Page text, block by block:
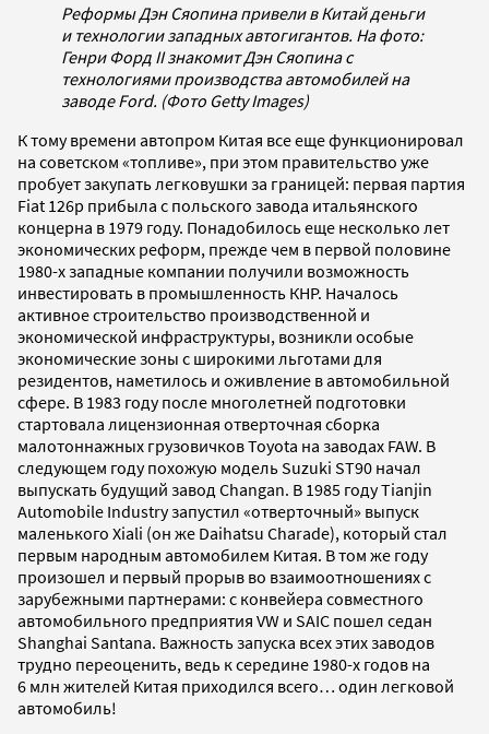
Реформы Дэн Сяопина привели в Китай деньги
и технологии западных автогигантов. На фото:
Генри Форд II знакомит Дэн Сяопина с
технологиями производства автомобилей на
заводе Ford. (Фото Getty Images)
К тому времени автопром Китая все еще функционировал
на советском «топливе», при этом правительство уже
пробует закупать легковушки за границей: первая партия
Fiat 126p прибыла с польского завода итальянского
концерна в 1979 году. Понадобилось еще несколько лет
экономических реформ, прежде чем в первой половине
1980-х западные компании получили возможность
инвестировать в промышленность КНР. Началось
активное строительство производственной и
экономической инфраструктуры, возникли особые
экономические зоны с широкими льготами для
резидентов, наметилось и оживление в автомобильной
сфере. В 1983 году после многолетней подготовки
стартовала лицензионная отверточная сборка
малотоннажных грузовичков Toyota на заводах FAW. В
следующем году похожую модель Suzuki ST90 начал
выпускать будущий завод Changan. В 1985 году Tianjin
Automobile Industry запустил «отверточный» выпуск
маленького Xiali (он же Daihatsu Charade), который стал
первым народным автомобилем Китая. В том же году
произошел и первый прорыв во взаимоотношениях с
зарубежными партнерами: с конвейера совместного
автомобильного предприятия VW и SAIC пошел седан
Shanghai Santana. Важность запуска всех этих заводов
трудно переоценить, ведь к середине 1980-х годов на
6 млн жителей Китая приходился всего… один легковой
автомобиль!